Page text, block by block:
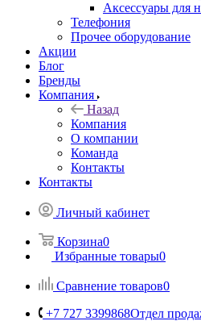
Аксессуары для
Телефония
Прочее оборудование
Акции
Блог
Бренды
Компания
Назад
Компания
О компании
Команда
Контакты
Контакты
Личный кабинет
Корзина0
Избранные товары0
Сравнение товаров0
+7 727 3399868Отдел